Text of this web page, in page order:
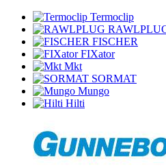
Termoclip
FISCHER
FIXator
Mkt
SORMAT
Mungo
Hilti